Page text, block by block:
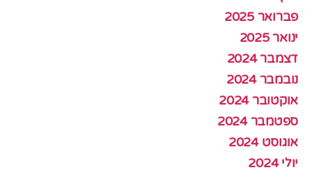
פברואר 2025
ינואר 2025
דצמבר 2024
נובמבר 2024
אוקטובר 2024
ספטמבר 2024
אוגוסט 2024
יולי 2024